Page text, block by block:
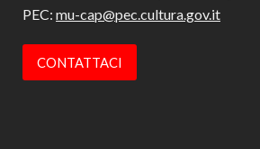
PEC: mu-cap@pec.cultura.gov.it
CONTATTACI